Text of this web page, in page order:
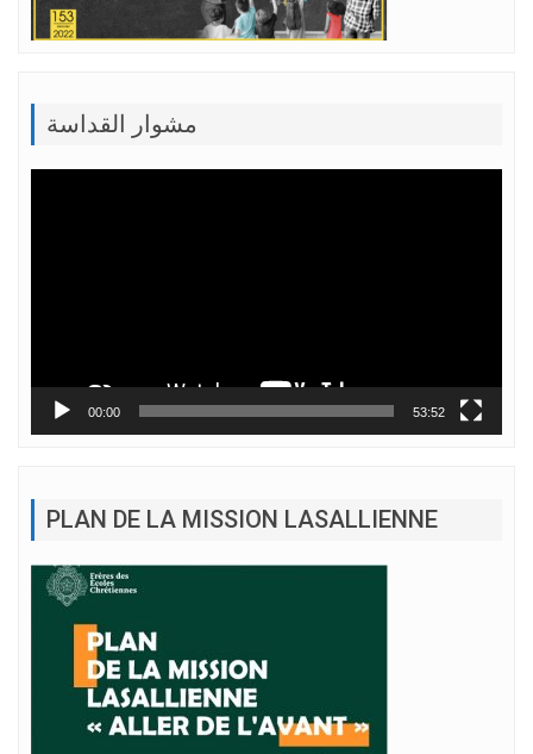
مشوار القداسة
00:00 53:52
PLAN DE LA MISSION LASALLIENNE